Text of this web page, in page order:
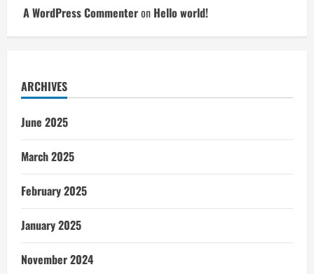
A WordPress Commenteron Hello world!
ARCHIVES
June 2025
March 2025
February 2025
January 2025
November 2024